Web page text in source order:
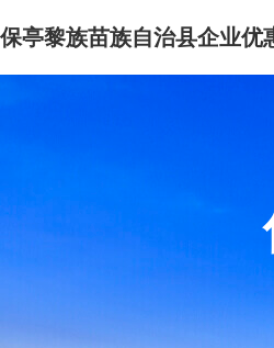
保亭黎族苗族自治县企业优